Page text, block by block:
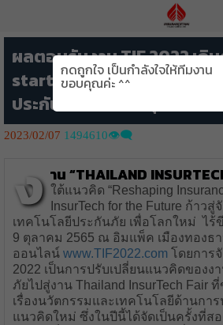
ผลตอบรับงาน TIF 2022 เกิ
startup ต่างประเทศเข้าร่ว
ประกันภัยในงานทะลุเป้า
2023/02/07 1494610👁️‍🗨️
ง าน “Thailand
ใต้แนวคิด “Reshaping
InsurTech for the Future ก้าวสู่
เทคโนโลยีประกันภัย เพื่อโลกใหม่ ไร้
9 ตุลาคม 2565 ณ อิมแพ็ค เมืองทองธ
ออนไลน์ www.TIF2022.com โดยการ
2022 เป็นการปรับเปลี่ยนแนวคิดของ
ภัยไปสู่งาน Thailand InsurTech Fair
เรื่องนวัตกรรมและเทคโนโลยีด้านกา
แนวคิดใหม่ ซึ่งในปีนี้ได้จัดเป็นครั้งที่สอ
กดถูกใจ เป็นกำลังใจให้ทีมงาน
ขอบคุณค่ะ ^^